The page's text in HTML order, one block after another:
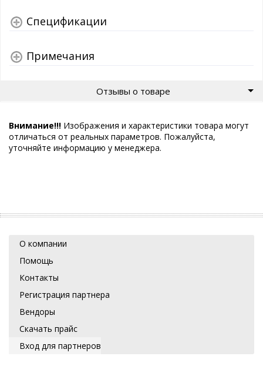
Спецификации
Примечания
Отзывы о товаре
Внимание!!! Изображения и характеристики товара могут
отличаться от реальных параметров. Пожалуйста,
уточняйте информацию у менеджера.
О компании
Помощь
Контакты
Регистрация партнера
Вендоры
Скачать прайс
Вход для партнеров